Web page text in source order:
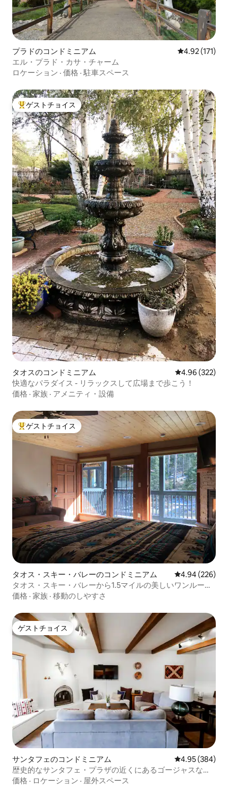
プラドのコンドミニアム レビュー171
4.92 (171)
エル・プラド・カサ・チャーム
ロケーション · 価格 ·駐車スペース
大好評のゲストチョイスです。
ゲストチョイス
タオスのコンドミニアム レビュー322
4.96 (322)
快適なパラダイス - リラックスして広場まで歩こう！
価格 · 家族 · アメニティ・設備
大好評のゲストチョイスです。
ゲストチョイス
タオス・スキー・バレーのコンドミニアム レビュー226
4.94 (226)
タオス・スキー・バレーから1.5マイルの美しいワンルーム
マンション
価格 · 家族 · 移動のしやすさ
ゲストチョイス
ゲストチョイス
サンタフェのコンドミニアム レビュー384
4.95 (384)
歴史的なサンタフェ・プラザの近くにあるゴージャスなコ
ンドミニアム！
価格 · ロケーション · 屋外スペース